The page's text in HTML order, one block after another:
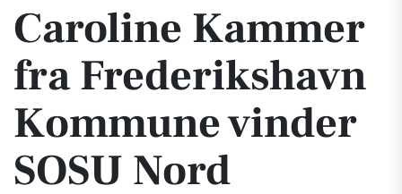
Caroline Kammer
fra Frederikshavn
Kommune vinder
SOSU Nord